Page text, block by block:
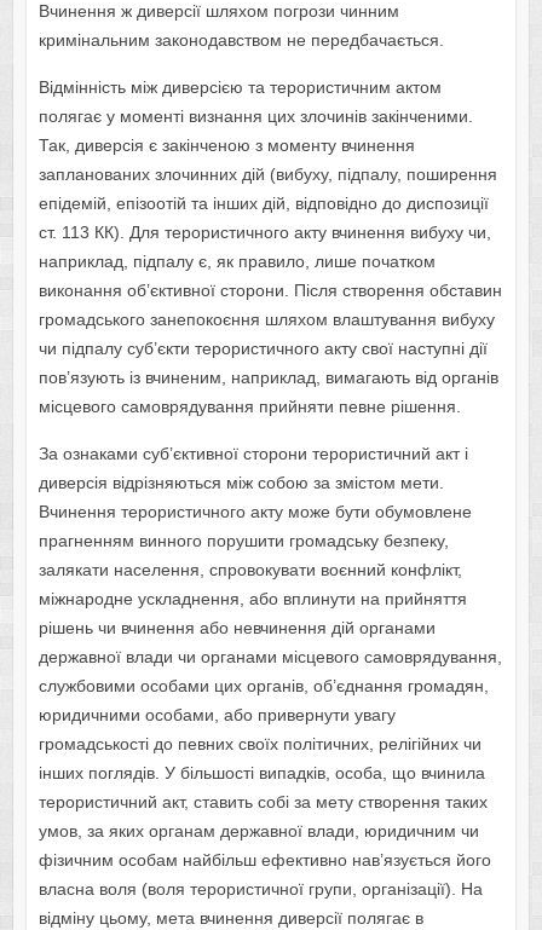
Вчинення ж диверсії шляхом погрози чинним
кримінальним законодавством не передбачається.
Відмінність між диверсією та терористичним актом
полягає у моменті визнання цих злочинів закінченими.
Так, диверсія є закінченою з моменту вчинення
запланованих злочинних дій (вибуху, підпалу, поширення
епідемій, епізоотій та інших дій, відповідно до диспозиції
ст. 113 КК). Для терористичного акту вчинення вибуху чи,
наприклад, підпалу є, як правило, лише початком
виконання об’єктивної сторони. Після створення обставин
громадського занепокоєння шляхом влаштування вибуху
чи підпалу суб’єкти терористичного акту свої наступні дії
пов’язують із вчиненим, наприклад, вимагають від opгaнів
місцевого самоврядування прийняти певне рішення.
За ознаками суб’єктивної сторони терористичний акт і
диверсія відрізняються між собою за змістом мети.
Вчинення терористичного акту може бути обумовлене
прагненням винного порушити громадську безпеку,
залякати населення, спровокувати воєнний конфлікт,
міжнародне ускладнення, або вплинути на прийняття
рішень чи вчинення або невчинення дій органами
державної влади чи органами місцевого самоврядування,
службовими особами цих органів, об’єднання громадян,
юридичними особами, або привернути увагу
громадськості до певних своїх політичних, релігійних чи
інших поглядів. У більшості випадків, особа, що вчинила
терористичний акт, ставить собі за мету створення таких
умов, за яких органам державної влади, юридичним чи
фізичним особам найбільш ефективно нав’язується його
власна воля (воля терористичної групи, організації). На
відміну цьому, мета вчинення диверсії полягає в